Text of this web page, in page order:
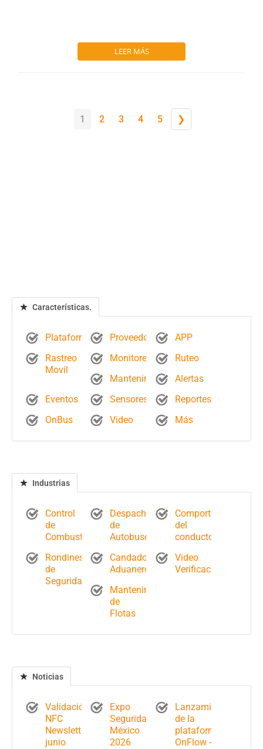
LEER MÁS
1 2 3 4 5 ❯
Características.
Plataforma Proveedores
APP
Rastreo
Movil
Monitoreo
Ruteo
MantenimientosAlertas
Eventos
Sensores
Reportes
OnBus
Video Más
Industrias
Control
de
Combustible
Despacho
de
Autobuses
Comportamiento
del
conductor
Rondines
de
Seguridad
Candados
Aduaneros
Video
Verificación
Mantenimiento
de
Flotas
Noticias
Validación
NFC
Newsletter
junio
Expo
Seguridad
México
2026
Lanzamiento
de la
plataforma
OnFlow -